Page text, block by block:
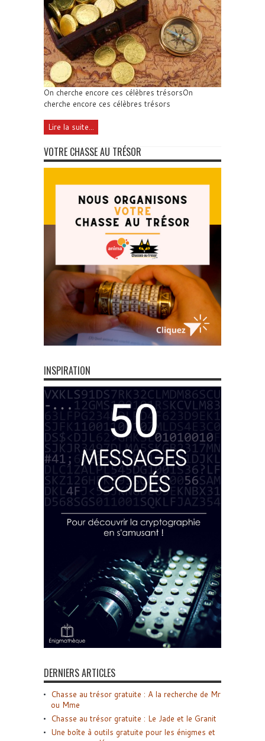
On cherche encore ces célèbres trésorsOn
cherche encore ces célèbres trésors
Lire la suite...
VOTRE CHASSE AU TRÉSOR
INSPIRATION
DERNIERS ARTICLES
Chasse au trésor gratuite : A la recherche de Mr
ou Mme
Chasse au trésor gratuite : Le Jade et le Granit
Une boîte à outils gratuite pour les énigmes et